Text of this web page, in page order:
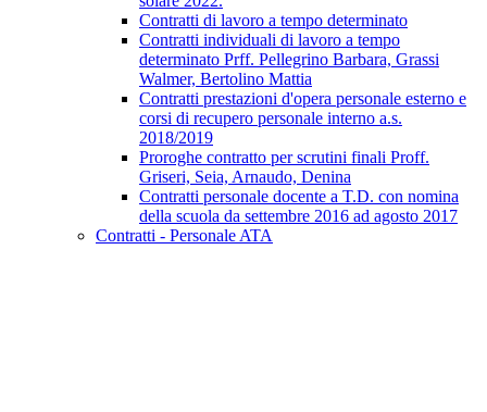
Contratti di lavoro a tempo determinato
Contratti individuali di lavoro a tempo
determinato Prff. Pellegrino Barbara, Grassi
Walmer, Bertolino Mattia
Contratti prestazioni d'opera personale esterno e
corsi di recupero personale interno a.s.
2018/2019
Proroghe contratto per scrutini finali Proff.
Griseri, Seia, Arnaudo, Denina
Contratti personale docente a T.D. con nomina
della scuola da settembre 2016 ad agosto 2017
Contratti - Personale ATA